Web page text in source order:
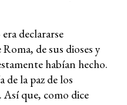
declararse
de sus dioses y
habían hecho.
de la paz de los
Así que, como dice